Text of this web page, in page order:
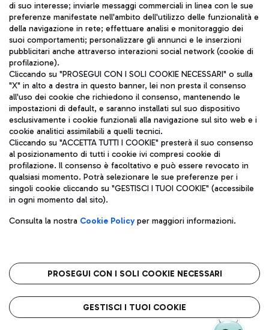
TRAVEL JOURNAL
ITA
Aeroporti di Roma S.p.A. - Società soggetta a direzione e
coordinamento di Mundys S.p.A.
Codice fiscale e Registro delle Imprese di Roma 13032990155 P.
IVA 06572251004
Capitale sociale 62.224.743,00 int. vers.
Sede legale: Via Pier Paolo Racchetti 1 - 00054 Fiumicino (RM)
telefono +39 06 65951
Privacy policy
Note legali
Roma FCO
L'aeroporto stellato
di suo interesse; inviarle messaggi commerciali in linea con le sue
preferenze manifestate nell'ambito dell'utilizzo delle funzionalità e
della navigazione in rete; effettuare analisi e monitoraggio dei
suoi comportamenti; personalizzare gli annunci e le inserzioni
pubblicitari anche attraverso interazioni social network (cookie di
profilazione).
Cliccando su "PROSEGUI CON I SOLI COOKIE NECESSARI" o sulla
"X" in alto a destra in questo banner, lei non presta il consenso
all'uso dei cookie che richiedono il consenso, mantenendo le
impostazioni di default, e saranno installati sul suo dispositivo
esclusivamente i cookie funzionali alla navigazione sul sito web e i
cookie analitici assimilabili a quelli tecnici.
Cliccando su "ACCETTA TUTTI I COOKIE" presterà il suo consenso
al posizionamento di tutti i cookie ivi compresi cookie di
profilazione. Il consenso è facoltativo e può essere revocato in
qualsiasi momento. Potrà selezionare le sue preferenze per i
singoli cookie cliccando su "GESTISCI I TUOI COOKIE" (accessibile
in ogni momento dal sito).
Consulta la nostra Cookie Policyper maggiori informazioni.
PROSEGUI CON I SOLI COOKIE NECESSARI
GESTISCI I TUOI COOKIE